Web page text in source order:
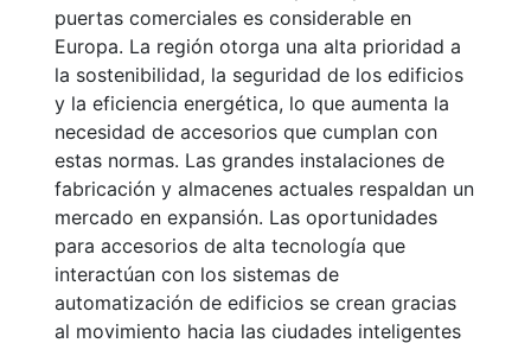
puertas comerciales es considerable en
Europa. La región otorga una alta prioridad a
la sostenibilidad, la seguridad de los edificios
y la eficiencia energética, lo que aumenta la
necesidad de accesorios que cumplan con
estas normas. Las grandes instalaciones de
fabricación y almacenes actuales respaldan un
mercado en expansión. Las oportunidades
para accesorios de alta tecnología que
interactúan con los sistemas de
automatización de edificios se crean gracias
al movimiento hacia las ciudades inteligentes